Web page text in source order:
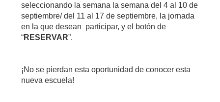
seleccionando la semana la semana del 4 al 10 de
septiembre/ del 11 al 17 de septiembre, la jornada
en la que desean participar, y el botón de
“RESERVAR”.
¡No se pierdan esta oportunidad de conocer esta
nueva escuela!